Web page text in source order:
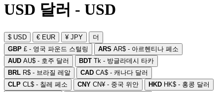
USD 달러 - USD
$ USD € EUR ¥ JPY
더
GBP £ - 영국 파운드 스털링 ARS AR$ - 아르헨티나 페소
AUD AU$ - 호주 달러 BDT Tk - 방글라데시 타카
BRL R$ - 브라질 레알 CAD CA$ - 캐나다 달러
CLP CL$ - 칠레 페소 CNY CN¥ - 중국 위안 HKD HK$ - 홍콩 달러